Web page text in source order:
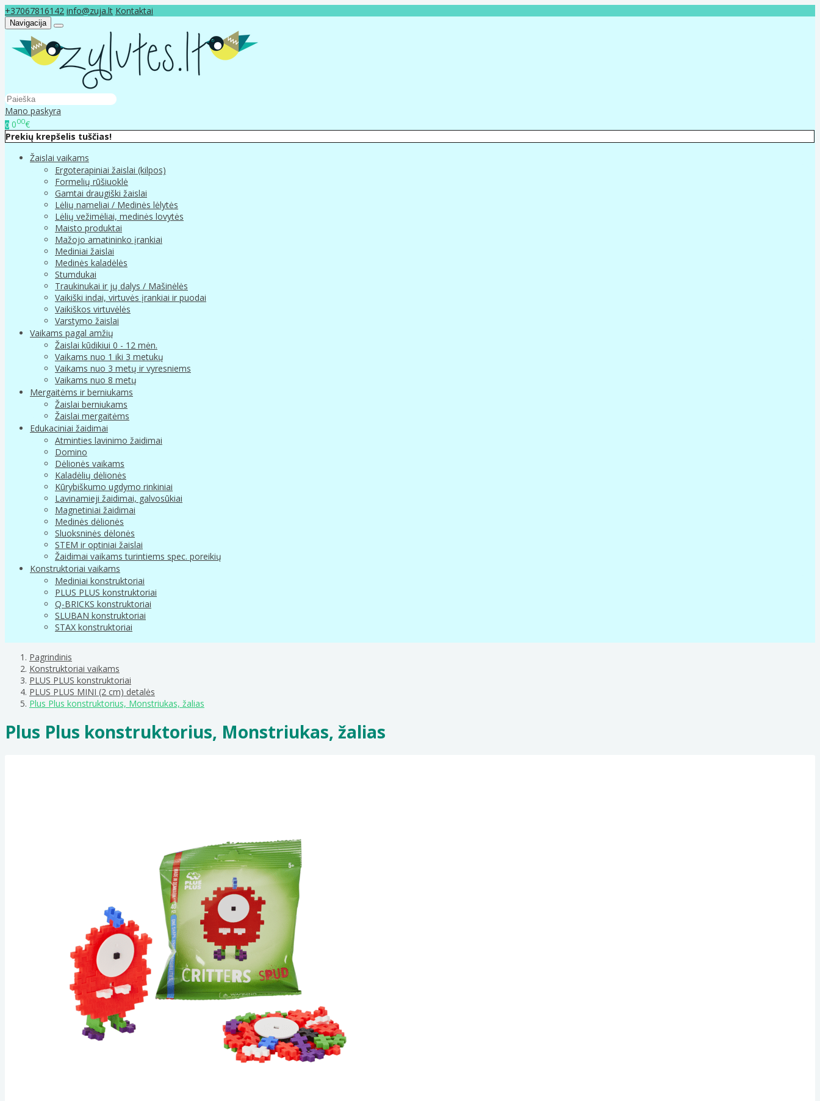
+37067816142 info@zuja.lt Kontaktai
Navigacija
Mano paskyra
0 000€
Prekių krepšelis tuščias!
Žaislai vaikams
Ergoterapiniai žaislai (kilpos)
Formelių rūšiuoklė
Gamtai draugiški žaislai
Lėlių nameliai / Medinės lėlytės
Lėlių vežimėliai, medinės lovytės
Maisto produktai
Mažojo amatininko įrankiai
Mediniai žaislai
Medinės kaladėlės
Stumdukai
Traukinukai ir jų dalys / Mašinėlės
Vaikiški indai, virtuvės įrankiai ir puodai
Vaikiškos virtuvėlės
Varstymo žaislai
Vaikams pagal amžių
Žaislai kūdikiui 0 - 12 mėn.
Vaikams nuo 1 iki 3 metukų
Vaikams nuo 3 metų ir vyresniems
Vaikams nuo 8 metų
Mergaitėms ir berniukams
Žaislai berniukams
Žaislai mergaitėms
Edukaciniai žaidimai
Atminties lavinimo žaidimai
Domino
Dėlionės vaikams
Kaladėlių dėlionės
Kūrybiškumo ugdymo rinkiniai
Lavinamieji žaidimai, galvosūkiai
Magnetiniai žaidimai
Medinės dėlionės
Sluoksninės dėlonės
STEM ir optiniai žaislai
Žaidimai vaikams turintiems spec. poreikių
Konstruktoriai vaikams
Mediniai konstruktoriai
PLUS PLUS konstruktoriai
Q-BRICKS konstruktoriai
SLUBAN konstruktoriai
STAX konstruktoriai
Pagrindinis
Konstruktoriai vaikams
PLUS PLUS konstruktoriai
PLUS PLUS MINI (2 cm) detalės
Plus Plus konstruktorius, Monstriukas, žalias
Plus Plus konstruktorius, Monstriukas, žalias